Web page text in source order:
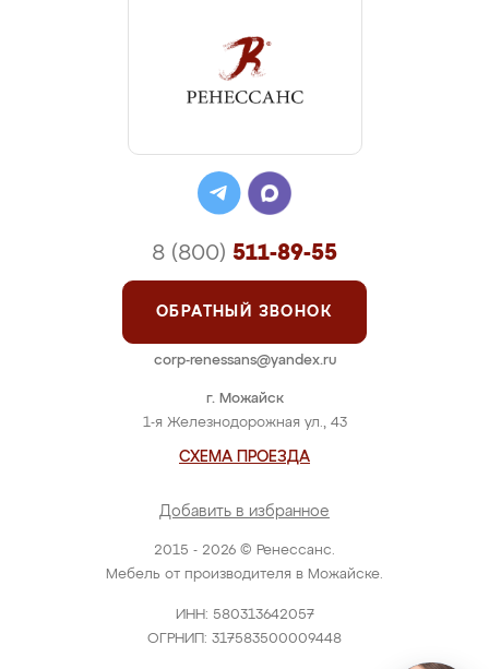
2015 - 2026 © Ренессанс.
Мебель от производителя в Можайске.
ИНН: 580313642057
ОГРНИП: 317583500009448
г. Можайск
1-я Железнодорожная ул., 43
СХЕМА ПРОЕЗДА
Добавить в избранное
8 (800) 511-89-55
ОБРАТНЫЙ ЗВОНОК
corp-renessans@yandex.ru